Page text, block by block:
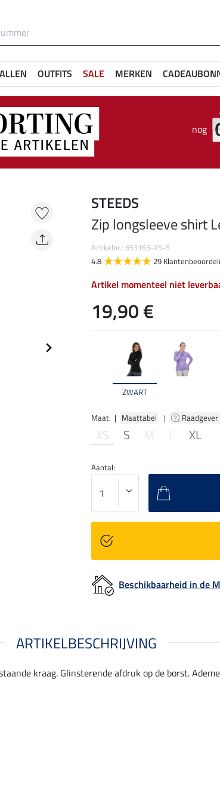
OUTFITS SALE MERKEN
nog
ZWART
Maat: | Maattabel | Raadgever
XS S M L XL
STEEDS
Zip longsleeve shirt
Artikelnr.: 653163-XS-S
4.8
29
Artikel momenteel niet
19,90 €
Aantal:
Beschikbaarheid in de
ARTIKELBESCHRIJVING
kraag. Glinsterende afdruk op de borst.